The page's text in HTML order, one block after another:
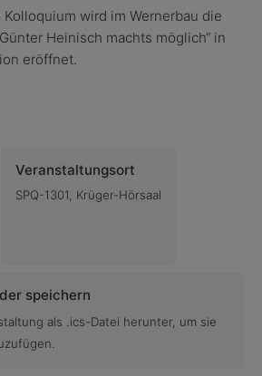
wird im Wernerbau die
Heinisch machts möglich“ in
eröffnet.
Veranstaltungsort
SPQ-1301, Krüger-Hörsaal
speichern
als .ics-Datei herunter, um sie